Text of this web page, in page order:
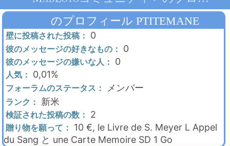
のプロフィール PTITEMANE
壁に投稿された投稿： 0
彼のメッセージの好きなもの： 0
彼のメッセージの嫌いな人： 0
人気： 0,01%
フォーラムのステータス： メンバー
ランク： 新米
検証された投稿の数： 2
贈り物を願って：
10 €, le Livre de S. Meyer L Appel
du Sang と une Carte Memoire SD 1 Go